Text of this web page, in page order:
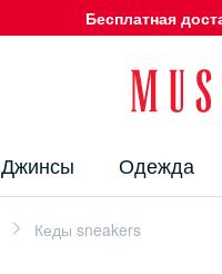
Бесплатная
Джинсы Одежда
Кеды sneakers